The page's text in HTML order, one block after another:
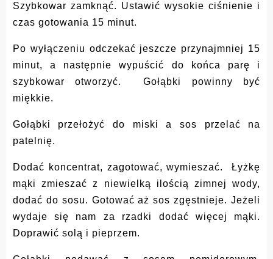
Szybkowar zamknąć. Ustawić wysokie ciśnienie i
czas gotowania 15 minut.
Po wyłączeniu odczekać jeszcze przynajmniej 15
minut, a następnie wypuścić do końca parę i
szybkowar otworzyć. Gołąbki powinny być
miękkie.
Gołąbki przełożyć do miski a sos przelać na
patelnię.
Dodać koncentrat, zagotować, wymieszać. Łyżkę
mąki zmieszać z niewielką ilością zimnej wody,
dodać do sosu. Gotować aż sos zgęstnieje. Jeżeli
wydaje się nam za rzadki dodać więcej mąki.
Doprawić solą i pieprzem.